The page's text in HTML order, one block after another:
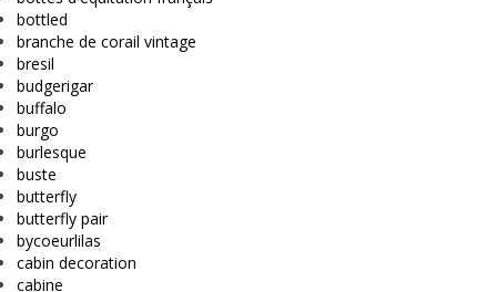
bottled
branche de corail vintage
bresil
budgerigar
buffalo
burgo
burlesque
buste
butterfly
butterfly pair
bycoeurlilas
cabin decoration
cabine